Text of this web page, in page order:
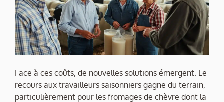
Face à ces coûts, de nouvelles solutions émergent. Le
recours aux travailleurs saisonniers gagne du terrain,
particulièrement pour les fromages de chèvre dont la